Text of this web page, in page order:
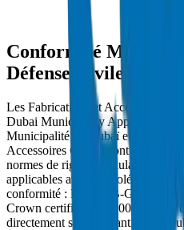
Conformité
Défense Civile
Les Fabrications et Accessoires à
Dubai Municipality Approved et
Municipalité de Dubaï et Défense
Accessoires Crown sont testés en
normes de rigidité annulaire et de
applicables avec une tolérance
conformité : DM-FAB-GREASE-
Crown certifiée ISO 9001:2015 à
directement sur les chantiers de